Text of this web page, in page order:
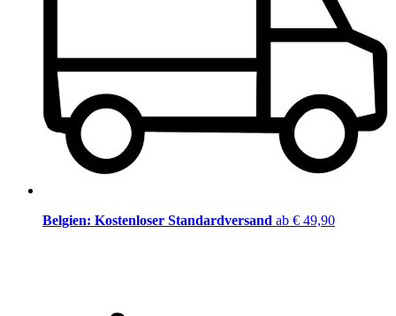
Belgien: Kostenloser Standardversand ab € 49,90